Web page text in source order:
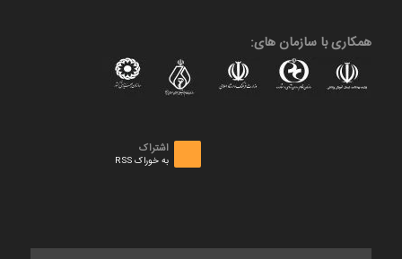
همکاری با سازمان های:
اشتراک
به خوراک RSS